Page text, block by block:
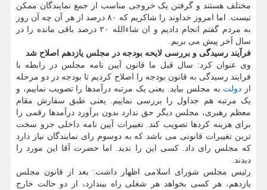
مختلف هستند و گرفتن یک خروجی مناسب از جمع نمایندگان ممکن
نیست. اما امروز خداوند را شاکریم که ۸۰ درصد از هر آن چه آن روز
به مردم گفتم انجام دادیم و ان شاءالله ۲۰ درصد باقی مانده را در
سال آخر پیش می بریم.
فرآیند رسیدگی و بررسی لایحه بودجه در مجلس یازدهم اصلاح شد
وی عنوان کرد: سال قبل ما قانون آیین نامه مجلس در رابطه با
فرایند رسیدگی به قانون بودجه را اصلاح کردیم تا بودجه در دو مرحله
از دولت به مجلس بیاید. یعنی یک مرتبه درآمدها را تصویب نماییم، و
یک مرتبه هم جداول را بررسی نماییم. یعنی طبق سفارش مقام
معظم رهبری، مجلس دیگر حق ندارد بدون برآورد درآمدها رقمی را
برای هزینه کردها تصویب کند. تغییرات آیین نامه داخلی جزو سخت
ترین تغییرات قانونی می باشد که به دوسوم رای نمایندگان نیاز دارد
که مجلس رای داد. کسی این را ندید. اما حضرت آقا این مورد را
دیدند.
رئیس مجلس شورای اسلامی اظهار داشت: بعد از قانون مجلس
یازدهم، هر کسی بخواهد هر شغلی راه بیندازد، از دو حالت خارج